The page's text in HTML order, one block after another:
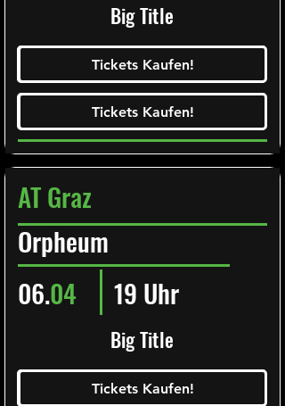
Big Title
Tickets Kaufen!
Ticketalarm abonieren!
Tickets Kaufen!
Tickets Kaufen!
Tickets Kaufen!
AT Graz
Orpheum
Big Title
06.04 19 Uhr
Tickets Kaufen!
Ticketalarm abonieren!
Tickets Kaufen!